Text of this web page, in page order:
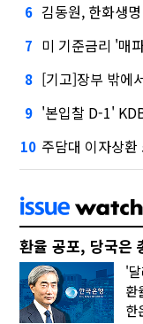
6 김동원, 한화생
7 미 기준금리 '매
8 [기고]장부 밖에
9 '본입찰 D-1'
10 주담대 이자상
환율 공포, 당국은